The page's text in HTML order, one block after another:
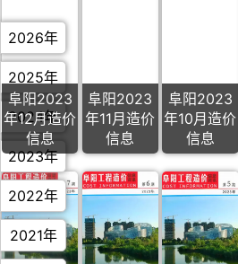
阜阳2023
年12月造价
信息
阜阳2023
年11月造价
信息
阜阳2023
年10月造价
信息
2026年
2025年
2024年
2023年
2022年
2021年